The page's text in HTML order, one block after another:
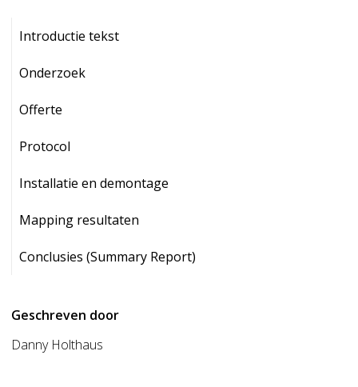
Introductie tekst
Onderzoek
Offerte
Protocol
Installatie en demontage
Mapping resultaten
Conclusies (Summary Report)
Geschreven door
Danny Holthaus